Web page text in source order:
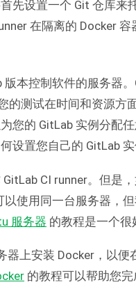
先设置一个 Git 仓库来
在隔离的 Docker
本控制软件的服务器
的测试在时间和资源
您的 GitLab 实例分配
设置您自己的 GitLab
CI runner。但是
使用同一台服务器，
服务器 的教程是一个很
器上安装 Docker，以
的教程可以帮助您